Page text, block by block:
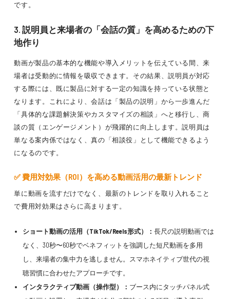
です。
3. 説明員と来場者の「会話の質」を高めるための下
地作り
動画が製品の基本的な機能や導入メリットを伝えている間、来
場者は受動的に情報を吸収できます。その結果、説明員が対応
する際には、既に製品に対する一定の知識を持っている状態と
なります。これにより、会話は「製品の説明」から一歩進んだ
「具体的な課題解決策やカスタマイズの相談」へと移行し、商
談の質（エンゲージメント）が飛躍的に向上します。説明員は
単なる案内係ではなく、真の「相談役」として機能できるよう
になるのです。
✅ 費用対効果（ROI）を高める動画活用の最新トレンド
単に動画を流すだけでなく、最新のトレンドを取り入れること
で費用対効果はさらに高まります。
ショート動画の活用（TikTok/Reels形式）： 長尺の説明動画では
なく、30秒〜60秒でベネフィットを強調した短尺動画を多用
し、来場者の集中力を逃しません。スマホネイティブ世代の視
聴習慣に合わせたアプローチです。
インタラクティブ動画（操作型）： ブース内にタッチパネル式